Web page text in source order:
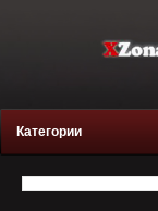
Категории